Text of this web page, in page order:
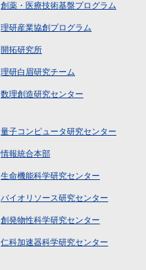
創薬・医療技術基盤プログラム
理研産業協創プログラム
開拓研究所
理研白眉研究チーム
数理創造研究センター
量子コンピュータ研究センター
情報統合本部
生命機能科学研究センター
バイオリソース研究センター
創発物性科学研究センター
仁科加速器科学研究センター